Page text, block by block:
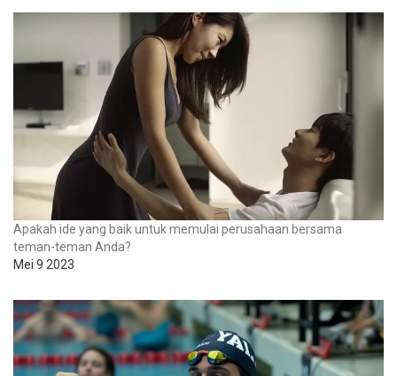
Apakah ide yang baik untuk memulai perusahaan bersama
teman-teman Anda?
Mei 9 2023